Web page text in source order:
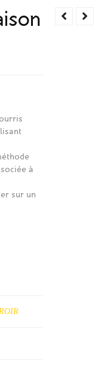
à
sur un